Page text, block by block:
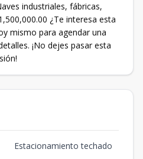
industriales, fábricas,
¿Te interesa esta
mismo para agendar una
¡No dejes pasar esta
Estacionamiento techado